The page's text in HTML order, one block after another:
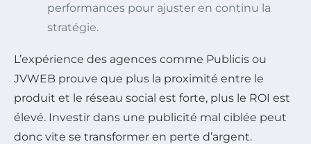
performances pour ajuster en continu la
stratégie.
L’expérience des agences comme Publicis ou
JVWEB prouve que plus la proximité entre le
produit et le réseau social est forte, plus le ROI est
élevé. Investir dans une publicité mal ciblée peut
donc vite se transformer en perte d’argent.